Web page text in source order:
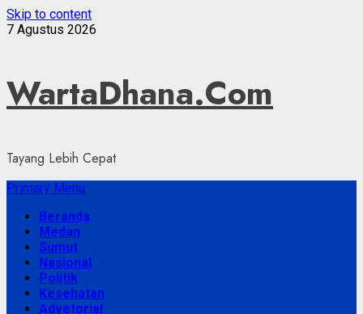
Skip to content
7 Agustus 2026
WartaDhana.Com
Tayang Lebih Cepat
Primary Menu
Beranda
Medan
Sumut
Nasional
Politik
Kesehatan
Advetorial